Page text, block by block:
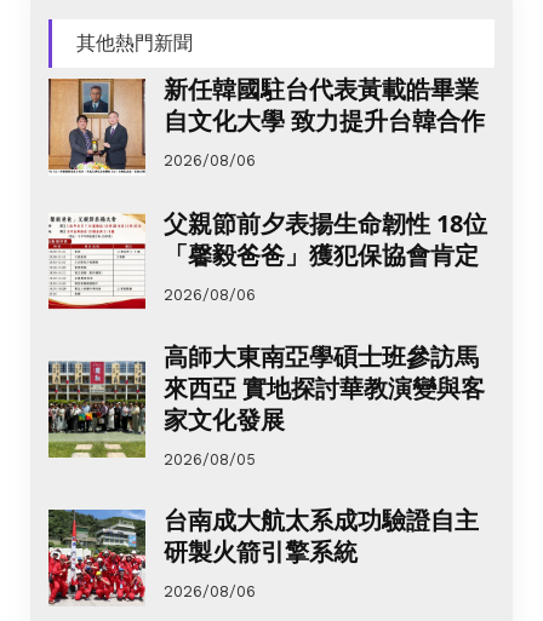
其他熱門新聞
新任韓國駐台代表黃載皓畢業
自文化大學 致力提升台韓合作
2026/08/06
父親節前夕表揚生命韌性 18位
「馨毅爸爸」獲犯保協會肯定
2026/08/06
高師大東南亞學碩士班參訪馬
來西亞 實地探討華教演變與客
家文化發展
2026/08/05
台南成大航太系成功驗證自主
研製火箭引擎系統
2026/08/06